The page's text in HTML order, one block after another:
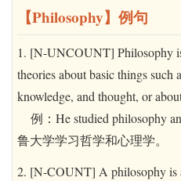
【Philosophy】例句
1. [N-UNCOUNT] Philosophy
theories about basic things such
knowledge, and thought, or
例：He studied philosophy
鲁大学学习哲学和心理学。
2. [N-COUNT] A philosophy is